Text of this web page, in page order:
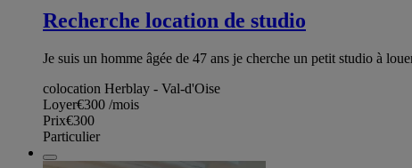
Recherche location de studio
Je suis un homme âgée de 47 ans je cherche un petit studio à
colocation Herblay - Val-d'Oise
Loyer€300 /mois
Prix€300
Particulier